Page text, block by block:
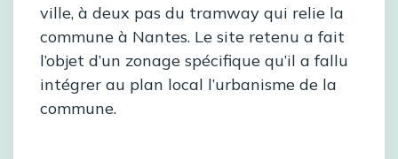
ville, à deux pas du tramway qui relie la
commune à Nantes. Le site retenu a fait
l’objet d’un zonage spécifique qu’il a fallu
intégrer au plan local l’urbanisme de la
commune.